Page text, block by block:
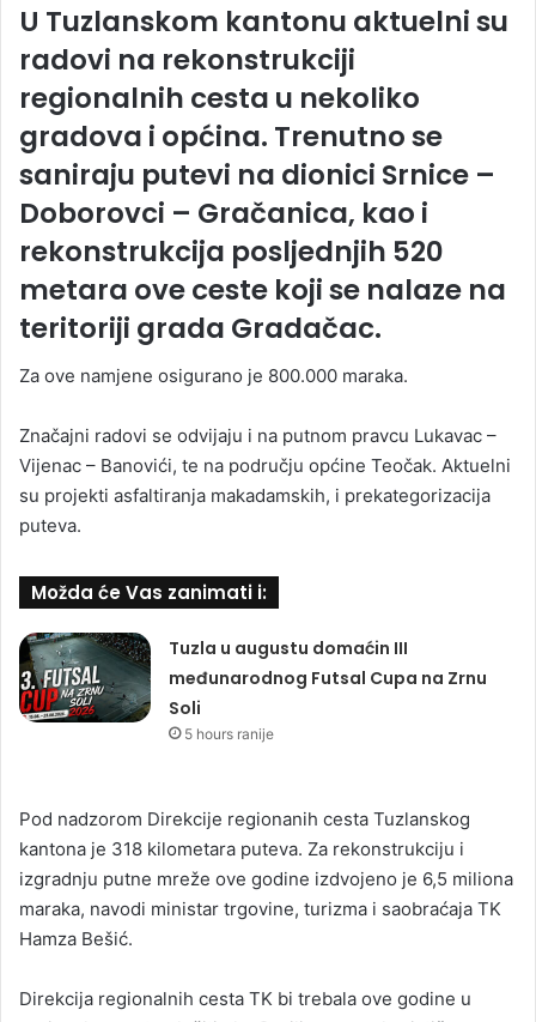
U Tuzlanskom kantonu aktuelni su
radovi na rekonstrukciji
regionalnih cesta u nekoliko
gradova i općina. Trenutno se
saniraju putevi na dionici Srnice –
Doborovci – Gračanica, kao i
rekonstrukcija posljednjih 520
metara ove ceste koji se nalaze na
teritoriji grada Gradačac.
Za ove namjene osigurano je 800.000 maraka.
Značajni radovi se odvijaju i na putnom pravcu Lukavac –
Vijenac – Banovići, te na području općine Teočak. Aktuelni
su projekti asfaltiranja makadamskih, i prekategorizacija
puteva.
Možda će Vas zanimati i:
Tuzla u augustu domaćin III
međunarodnog Futsal Cupa na Zrnu
Soli
5 hours ranije
Pod nadzorom Direkcije regionanih cesta Tuzlanskog
kantona je 318 kilometara puteva. Za rekonstrukciju i
izgradnju putne mreže ove godine izdvojeno je 6,5 miliona
maraka, navodi ministar trgovine, turizma i saobraćaja TK
Hamza Bešić.
Direkcija regionalnih cesta TK bi trebala ove godine u